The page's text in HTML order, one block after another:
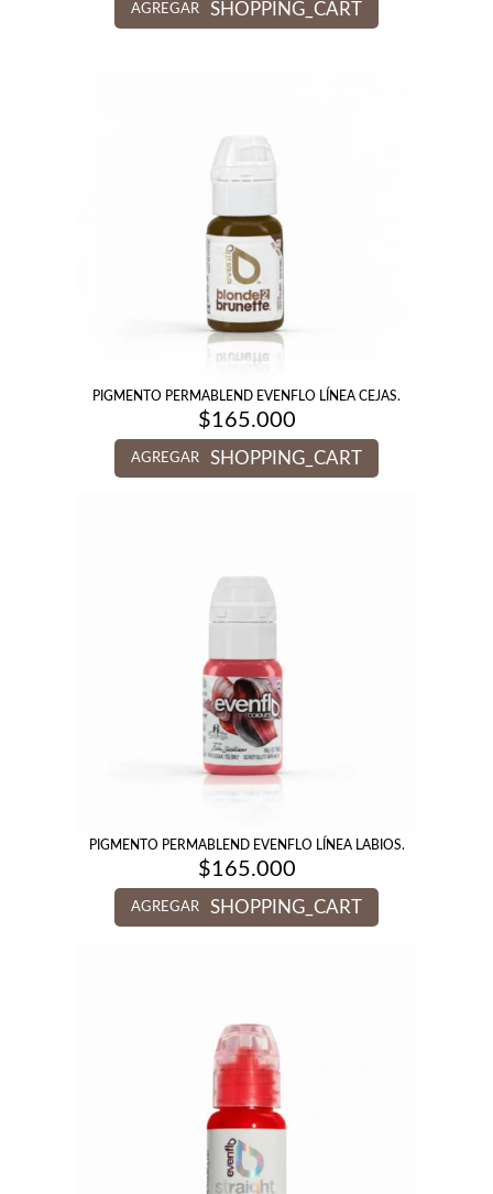
AGREGAR SHOPPING_CART
PIGMENTO PERMABLEND EVENFLO LÍNEA CEJAS.
$165.000
AGREGAR SHOPPING_CART
PIGMENTO PERMABLEND EVENFLO LÍNEA LABIOS.
$165.000
AGREGAR SHOPPING_CART